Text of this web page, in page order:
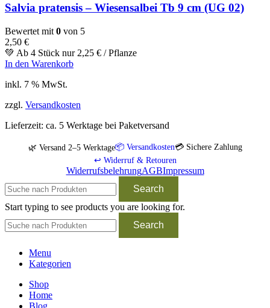
Salvia pratensis – Wiesensalbei Tb 9 cm (UG 02)
Bewertet mit 0 von 5
2,50 €
💚 Ab 4 Stück nur 2,25 € / Pflanze
In den Warenkorb
inkl. 7 % MwSt.
zzgl. Versandkosten
Lieferzeit: ca. 5 Werktage bei Paketversand
🌿 Versand 2–5 Werktage📦 Versandkosten💳 Sichere Zahlung
↩️ Widerruf & Retouren
WiderrufsbelehrungAGBImpressum
Search
Start typing to see products you are looking for.
Search
Menu
Kategorien
Shop
Home
Blog